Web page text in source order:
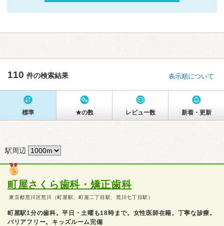
110 件の検索結果 表示順について
標準 ★の数 レビュー数 新着・更新
駅周辺
町屋さくら歯科・矯正歯科
東京都荒川区荒川（町屋駅、町屋二丁目駅、荒川七丁目駅）
町屋駅1分の歯科。平日・土曜も18時まで。女性医師在籍。丁寧な診療。
バリアフリー。キッズルーム完備